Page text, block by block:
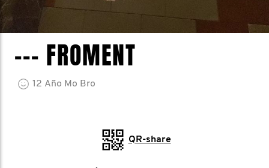
--- FROMENT
12 Año Mo Bro
QR-share